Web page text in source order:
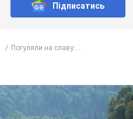
Підписатись
Погуляли на славу:...